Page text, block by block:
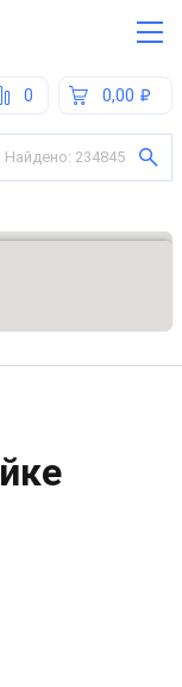
0,00
0
Найдено: 234845